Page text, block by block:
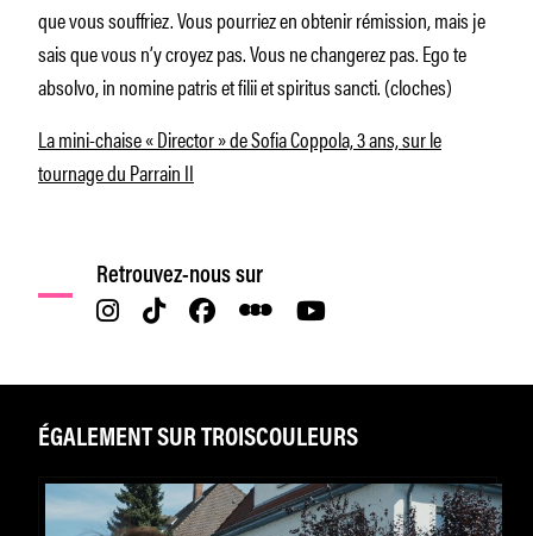
que vous souffriez. Vous pourriez en obtenir rémission, mais je
sais que vous n’y croyez pas. Vous ne changerez pas. Ego te
absolvo, in nomine patris et filii et spiritus sancti. (cloches)
La mini-chaise « Director » de Sofia Coppola, 3 ans, sur le
tournage du Parrain II
Retrouvez-nous sur
ÉGALEMENT SUR TROISCOULEURS